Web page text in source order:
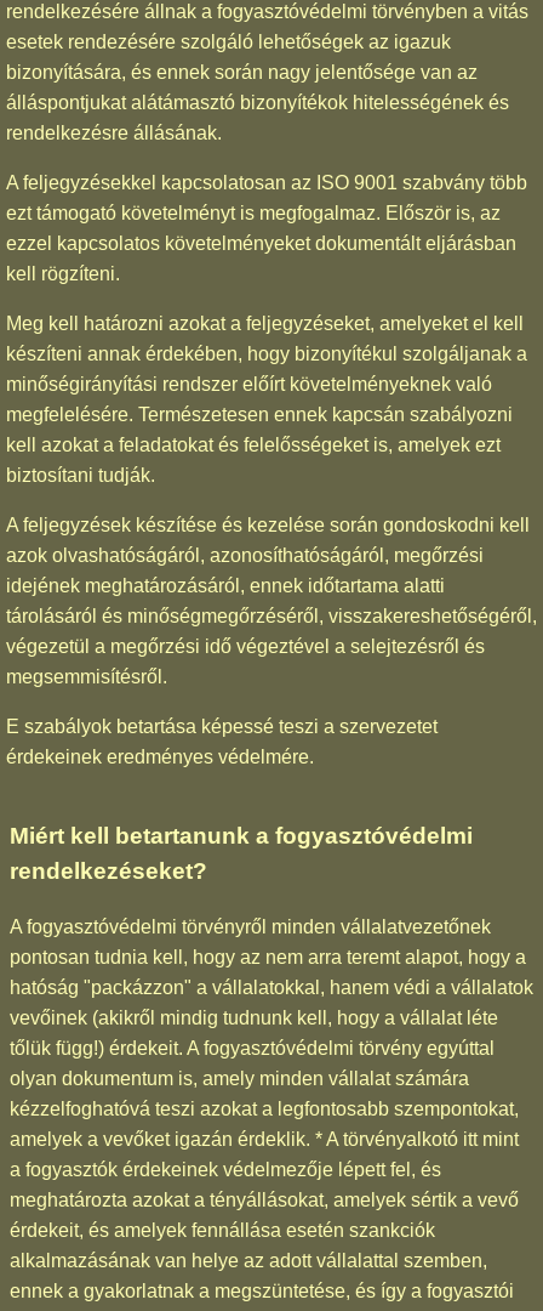
rendelkezésére állnak a fogyasztóvédelmi törvényben a vitás
esetek rendezésére szolgáló lehetőségek az igazuk
bizonyítására, és ennek során nagy jelentősége van az
álláspontjukat alátámasztó bizonyítékok hitelességének és
rendelkezésre állásának.
A feljegyzésekkel kapcsolatosan az ISO 9001 szabvány több
ezt támogató követelményt is megfogalmaz. Először is, az
ezzel kapcsolatos követelményeket dokumentált eljárásban
kell rögzíteni.
Meg kell határozni azokat a feljegyzéseket, amelyeket el kell
készíteni annak érdekében, hogy bizonyítékul szolgáljanak a
minőségirányítási rendszer előírt követelményeknek való
megfelelésére. Természetesen ennek kapcsán szabályozni
kell azokat a feladatokat és felelősségeket is, amelyek ezt
biztosítani tudják.
A feljegyzések készítése és kezelése során gondoskodni kell
azok olvashatóságáról, azonosíthatóságáról, megőrzési
idejének meghatározásáról, ennek időtartama alatti
tárolásáról és minőségmegőrzéséről, visszakereshetőségéről,
végezetül a megőrzési idő végeztével a selejtezésről és
megsemmisítésről.
E szabályok betartása képessé teszi a szervezetet
érdekeinek eredményes védelmére.
Miért kell betartanunk a fogyasztóvédelmi
rendelkezéseket?
A fogyasztóvédelmi törvényről minden vállalatvezetőnek
pontosan tudnia kell, hogy az nem arra teremt alapot, hogy a
hatóság "packázzon" a vállalatokkal, hanem védi a vállalatok
vevőinek (akikről mindig tudnunk kell, hogy a vállalat léte
tőlük függ!) érdekeit. A fogyasztóvédelmi törvény egyúttal
olyan dokumentum is, amely minden vállalat számára
kézzelfoghatóvá teszi azokat a legfontosabb szempontokat,
amelyek a vevőket igazán érdeklik. * A törvényalkotó itt mint
a fogyasztók érdekeinek védelmezője lépett fel, és
meghatározta azokat a tényállásokat, amelyek sértik a vevő
érdekeit, és amelyek fennállása esetén szankciók
alkalmazásának van helye az adott vállalattal szemben,
ennek a gyakorlatnak a megszüntetése, és így a fogyasztói